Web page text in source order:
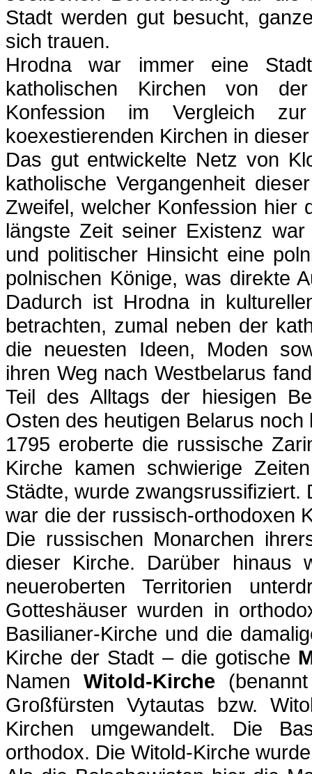
Stadt werden gut besucht,
sich trauen.
Hrodna war immer eine
katholischen Kirchen von
Konfession im Vergleich
koexestierenden Kirchen in
Das gut entwickelte Netz von
katholische Vergangenheit
Zweifel, welcher Konfession hier
längste Zeit seiner Existenz
und politischer Hinsicht eine
polnischen Könige, was direkte
Dadurch ist Hrodna in
betrachten, zumal neben der
die neuesten Ideen, Moden
ihren Weg nach Westbelarus
Teil des Alltags der hiesigen
Osten des heutigen Belarus
1795 eroberte die russische
Kirche kamen schwierige
Städte, wurde zwangsrussifiziert.
war die der russisch-orthodoxen
Die russischen Monarchen
dieser Kirche. Darüber hinaus
neueroberten Territorien
Gotteshäuser wurden in
Basilianer-Kirche und die
Kirche der Stadt – die gotische
Namen Witold-Kirche
Großfürsten Vytautas bzw.
Kirchen umgewandelt. Die
orthodox. Die Witold-Kirche